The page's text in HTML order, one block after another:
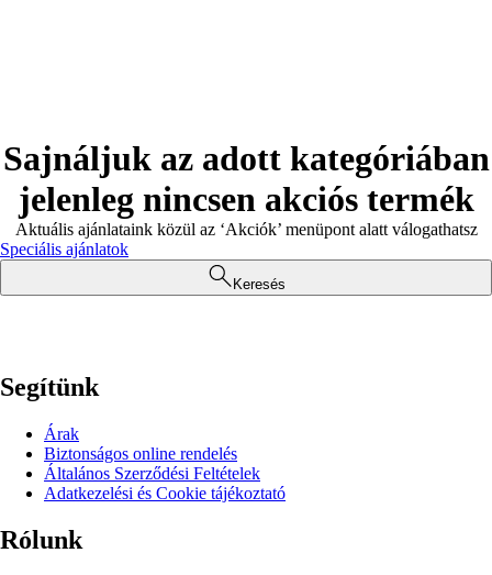
Sajnáljuk az adott kategóriában
jelenleg nincsen akciós termék
Aktuális ajánlataink közül az ‘Akciók’ menüpont alatt válogathatsz
Speciális ajánlatok
Keresés
Segítünk
Árak
Biztonságos online rendelés
Általános Szerződési Feltételek
Adatkezelési és Cookie tájékoztató
Rólunk